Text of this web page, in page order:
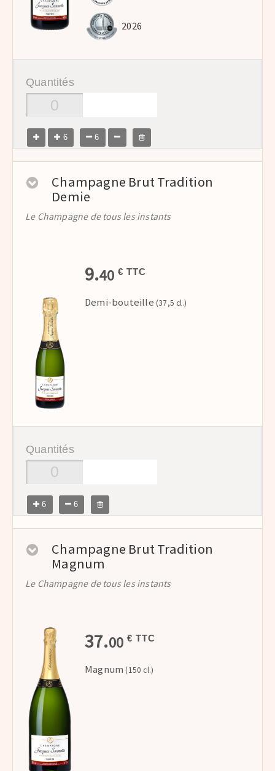
2026
Quantités
6 6
Champagne Brut Tradition
Demie
Le Champagne de tous les instants
9.40 € TTC
Demi-bouteille (37,5 cl.)
Quantités
6 6
Champagne Brut Tradition
Magnum
Le Champagne de tous les instants
37.00 € TTC
Magnum (150 cl.)